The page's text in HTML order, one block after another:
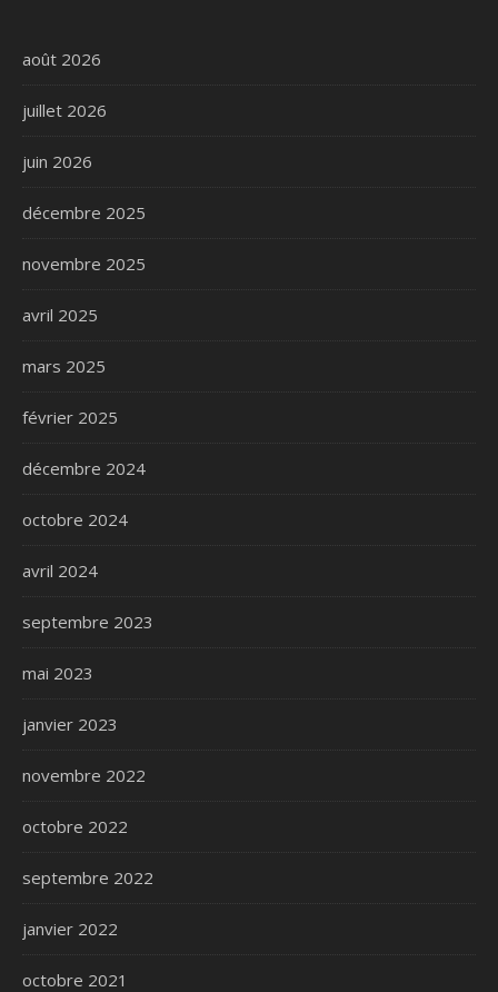
août 2026
juillet 2026
juin 2026
décembre 2025
novembre 2025
avril 2025
mars 2025
février 2025
décembre 2024
octobre 2024
avril 2024
septembre 2023
mai 2023
janvier 2023
novembre 2022
octobre 2022
septembre 2022
janvier 2022
octobre 2021